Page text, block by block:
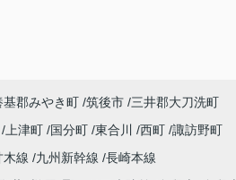
基郡みやき町 筑後市 三井郡大刀洗町
上津町 国分町 東合川 西町 諏訪野町
木線 九州新幹線 長崎本線